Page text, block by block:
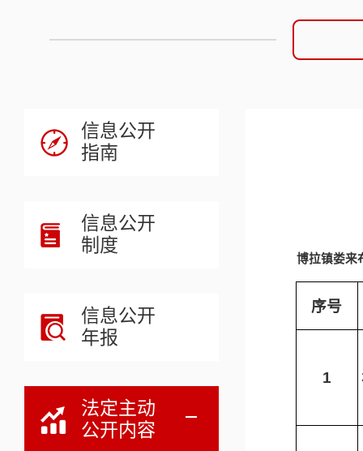
信息公开
指南
信息公开
制度
信息公开
年报
法定主动
公开内容
博拉
序号
1